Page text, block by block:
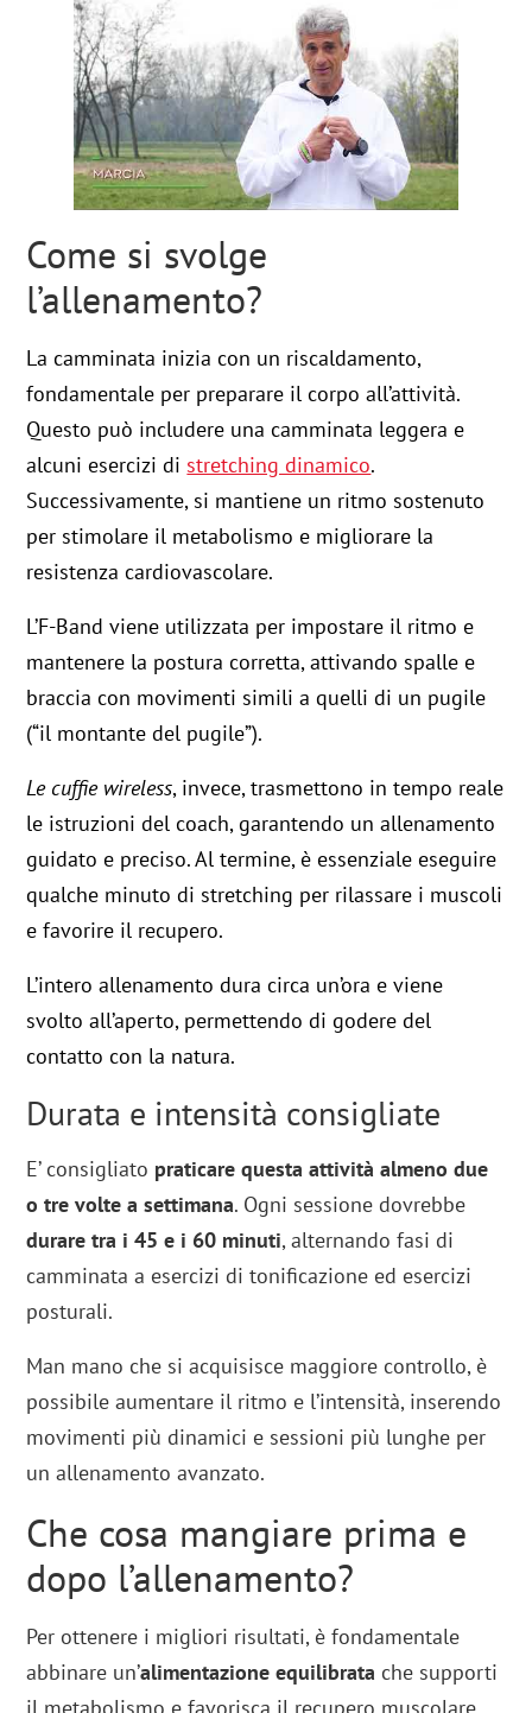
Come si svolge
l’allenamento?
La camminata inizia con un riscaldamento,
fondamentale per preparare il corpo all’attività.
Questo può includere una camminata leggera e
alcuni esercizi di stretching dinamico.
Successivamente, si mantiene un ritmo sostenuto
per stimolare il metabolismo e migliorare la
resistenza cardiovascolare.
L’F-Band viene utilizzata per impostare il ritmo e
mantenere la postura corretta, attivando spalle e
braccia con movimenti simili a quelli di un pugile
(“il montante del pugile”).
Le cuffie wireless, invece, trasmettono in tempo reale
le istruzioni del coach, garantendo un allenamento
guidato e preciso. Al termine, è essenziale eseguire
qualche minuto di stretching per rilassare i muscoli
e favorire il recupero.
L’intero allenamento dura circa un’ora e viene
svolto all’aperto, permettendo di godere del
contatto con la natura.
Durata e intensità consigliate
E’ consigliato praticare questa attività almeno due
o tre volte a settimana. Ogni sessione dovrebbe
durare tra i 45 e i 60 minuti, alternando fasi di
camminata a esercizi di tonificazione ed esercizi
posturali.
Man mano che si acquisisce maggiore controllo, è
possibile aumentare il ritmo e l’intensità, inserendo
movimenti più dinamici e sessioni più lunghe per
un allenamento avanzato.
Che cosa mangiare prima e
dopo l’allenamento?
Per ottenere i migliori risultati, è fondamentale
abbinare un’alimentazione equilibrata che supporti
il metabolismo e favorisca il recupero muscolare.